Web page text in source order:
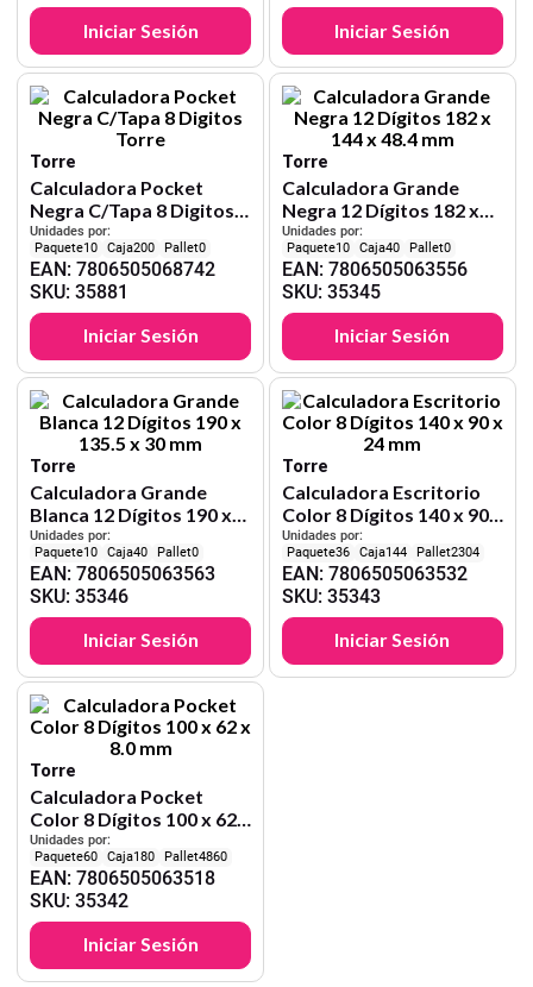
Iniciar Sesión
Iniciar Sesión
Torre
Calculadora Pocket
Negra C/Tapa 8 Digitos
Torre
Unidades por:
10
200 0
EAN:7806505068742
SKU:35881
Iniciar Sesión
Torre
Calculadora Grande
Negra 12 Dígitos 182 x
144 x 48.4 mm
Unidades por:
10
40 0
EAN: 7806505063556
SKU: 35345
Iniciar Sesión
Torre
Calculadora Grande
Blanca 12 Dígitos 190 x
135.5 x 30 mm
Unidades por:
10
40 0
EAN:7806505063563
SKU:35346
Iniciar Sesión
Torre
Calculadora Escritorio
Color 8 Dígitos 140 x 90 x
24 mm
Unidades por:
36
144 2304
EAN: 7806505063532
SKU: 35343
Iniciar Sesión
Torre
Calculadora Pocket
Color 8 Dígitos 100 x 62 x
8.0 mm
Unidades por:
60
180 4860
EAN:7806505063518
SKU:35342
Iniciar Sesión